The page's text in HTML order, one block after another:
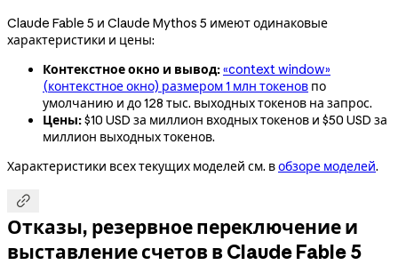
Claude Fable 5 и Claude Mythos 5 имеют одинаковые
характеристики и цены:
Контекстное окно и вывод:«context window»
(контекстное окно) размером 1 млн токенов по
умолчанию и до 128 тыс. выходных токенов на запрос.
Цены:$10 USD за миллион входных токенов и $50 USD за
миллион выходных токенов.
Характеристики всех текущих моделей см. вобзоре моделей.

Отказы, резервное переключение и
выставление счетов в Claude Fable 5